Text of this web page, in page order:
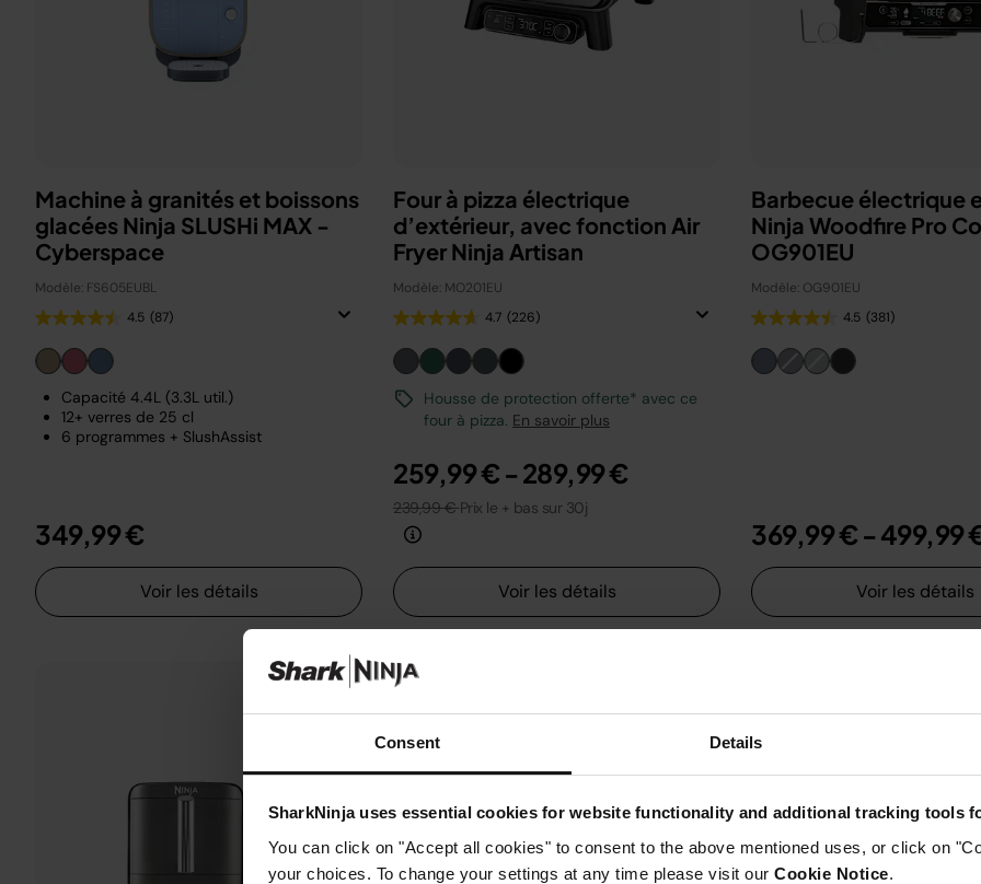
Consent Details
SharkNinja uses essential cookies for website functionality and additional tracking tools
You can click on "Accept all cookies" to consent to the above mentioned uses, or click on
your choices. To change your settings at any time please visit our Cookie Notice.
Machine à granités et boissons
glacées Ninja SLUSHi MAX -
Cyberspace
Modèle: FS605EUBL
4.5 (87)
Capacité 4.4L (3.3L util.)
12+ verres de 25 cl
6 programmes + SlushAssist
349,99 €
Voir les détails
Four à pizza électrique
d’extérieur, avec fonction Air
Fryer Ninja Artisan
Modèle: MO201EU
4.7 (226)
Housse de protection offerte* avec ce
four à pizza. En savoir plus
259,99 € - 289,99 €
239,99 €Prix le + bas sur 30j
Voir les détails
Barbecue électrique
Ninja Woodfire Pro
OG901EU
Modèle: OG901EU
4.5 (381)
369,99 € - 499,99
Voir les détails